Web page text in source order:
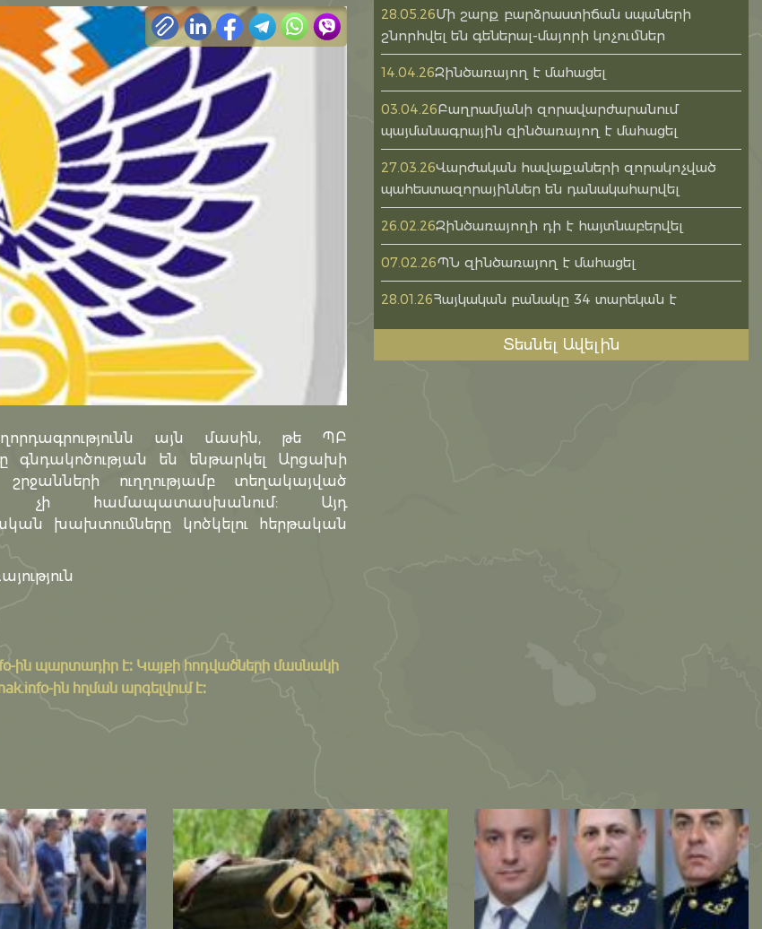
այն մասին, թե ՊԲ
գնդակոծության են ենթարկել Արցախի
ուղղությամբ տեղակայված
չի համապատասխանում: Այդ
խախտումները կոծկելու հերթական
-ին պարտադիր է: Կայքի հոդվածների մասնակի
ին հղման արգելվում է:
28.05.26Մի շարք բարձրաստիճան սպաների
շնորհվել են գեներալ-մայորի կոչումներ
14.04.26Զինծառայող է մահացել
03.04.26Բաղրամյանի զորավարժարանում
պայմանագրային զինծառայող է մահացել
27.03.26Վարժական հավաքաների զորակոչված
պահեստազորայիններ են դանակահարվել
26.02.26Զինծառայողի դի է հայտնաբերվել
07.02.26ՊՆ զինծառայող է մահացել
28.01.26Հայկական բանակը 34 տարեկան է
Տեսնել Ավելին